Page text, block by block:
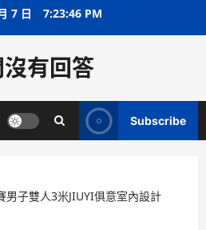
7 日 7:23:46 PM
有回答
Subscribe
男子雙人3米JIUYI俱意室內設計